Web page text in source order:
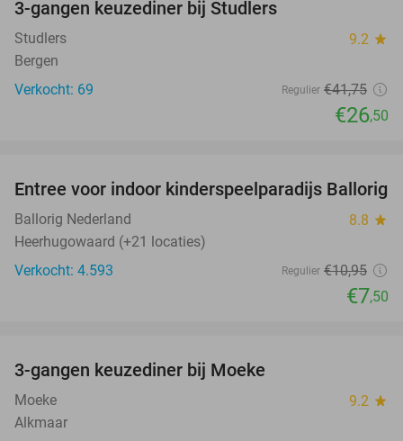
3-gangen keuzediner bij Studlers
Studlers 9.2 star
Bergen
Verkocht: 69
Regulier €41,75
€26,50
32%
Entree voor indoor kinderspeelparadijs Ballorig
Ballorig Nederland 8.8 star
Heerhugowaard (+21 locaties)
Verkocht: 4.593
Regulier €10,95
€7,50
3-gangen keuzediner bij Moeke
Moeke 9.2 star
Alkmaar